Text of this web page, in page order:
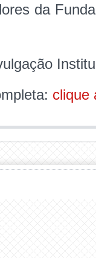
da
clique